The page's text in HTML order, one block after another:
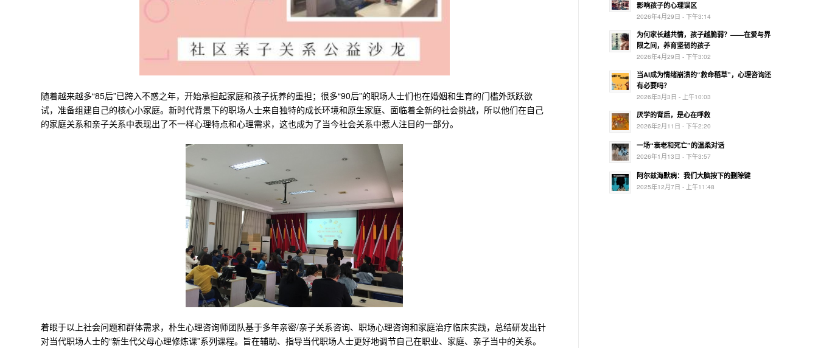
随着越来越多“85后”已跨入不惑之年，开始承担起家庭和孩子抚养的重担；很多“90后”的职场人士们也在婚姻和生育的门槛外跃跃欲
试，准备组建自己的核心小家庭。新时代背景下的职场人士来自独特的成长环境和原生家庭、面临着全新的社会挑战，所以他们在自己
的家庭关系和亲子关系中表现出了不一样心理特点和心理需求，这也成为了当今社会关系中惹人注目的一部分。
着眼于以上社会问题和群体需求，朴生心理咨询师团队基于多年亲密/亲子关系咨询、职场心理咨询和家庭治疗临床实践，总结研发出针
对当代职场人士的“新生代父母心理修炼课”系列课程。旨在辅助、指导当代职场人士更好地调节自己在职业、家庭、亲子当中的关系。
影响孩子的心理误区
2026年4月29日 - 下午3:14
为何家长越共情，孩子越脆弱？——在爱与界
限之间，养育坚韧的孩子
2026年4月29日 - 下午3:02
当AI成为情绪崩溃的“救命稻草”，心理咨询还
有必要吗？
2026年3月3日 - 上午10:03
厌学的背后，是心在呼救
2026年2月11日 - 下午2:20
一场“衰老和死亡”的温柔对话
2026年1月13日 - 下午3:57
阿尔兹海默病：我们大脑按下的删除键
2025年12月7日 - 上午11:48